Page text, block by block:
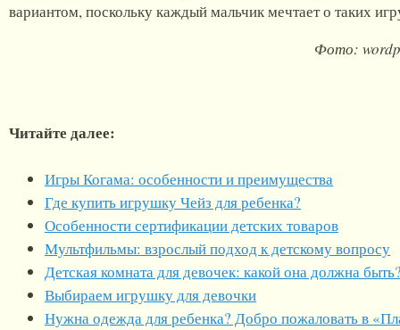
вариантом, поскольку каждый мальчик мечтает о таких
Фото:
Читайте далее:
Игры Когама: особенности и преимущества
Где купить игрушку Чейз для ребенка?
Особенности сертификации детских товаров
Мультфильмы: взрослый подход к детскому вопросу
Детская комната для девочек: какой она должна
Выбираем игрушку для девочки
Нужна одежда для ребенка? Добро пожаловать в